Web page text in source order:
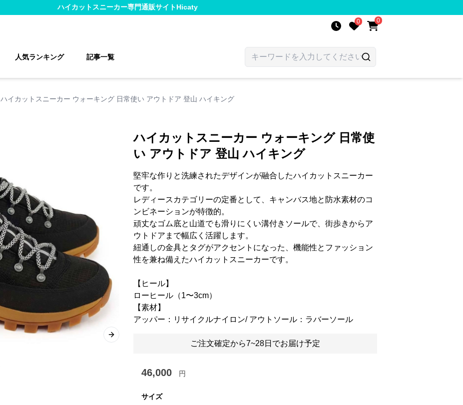
ハイカットスニーカー専門通販サイトHicaty
0 0
人気ランキング 記事一覧
ハイカットスニーカー ウォーキング 日常使い アウトドア 登山 ハイキング
Next slide
ハイカットスニーカー ウォーキング 日常使
い アウトドア 登山 ハイキング
堅牢な作りと洗練されたデザインが融合したハイカットスニーカー
です。
レディースカテゴリーの定番として、キャンバス地と防水素材のコ
ンビネーションが特徴的。
頑丈なゴム底と山道でも滑りにくい溝付きソールで、街歩きからア
ウトドアまで幅広く活躍します。
紐通しの金具とタグがアクセントになった、機能性とファッション
性を兼ね備えたハイカットスニーカーです。
【ヒール】
ローヒール（1〜3cm）
【素材】
アッパー：リサイクルナイロン/ アウトソール：ラバーソール
ご注文確定から7~28日でお届け予定
46,000 円
サイズ